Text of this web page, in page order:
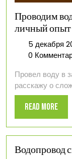
Проводим
личный опыт
5 декабря
0
Провел воду в
расскажу о
Read MoreRead
More
Водопровод